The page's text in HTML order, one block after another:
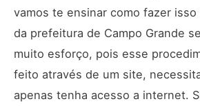
vamos te ensinar como fazer
da prefeitura de Campo Grande
muito esforço, pois esse
feito através de um site,
apenas tenha acesso a internet.